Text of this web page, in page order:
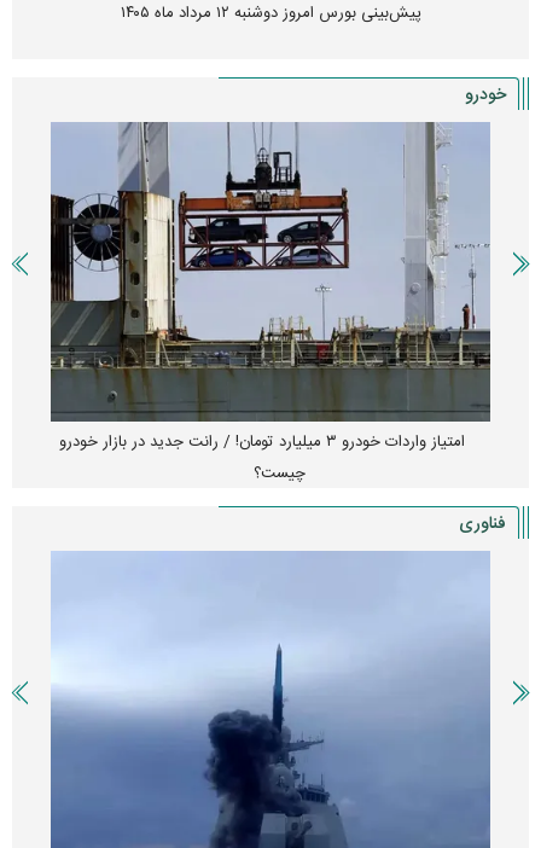
پیش‌بینی بورس امروز دوشنبه ۱۲ مرداد ماه ۱۴۰۵
خودرو
امتیاز واردات خودرو ۳ میلیارد تومان! / رانت جدید در بازار خودرو
چیست؟
فناوری